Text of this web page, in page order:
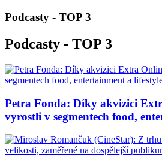
Podcasty - TOP 3
Podcasty - TOP 3
Petra Fonda: Díky akvizici
vyrostli v segmentech food,